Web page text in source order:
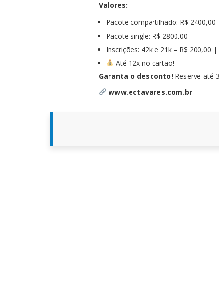
Valores:
Pacote compartilhado: R$ 2400,00
Pacote single: R$ 2800,00
Inscrições: 42k e 21k – R$ 200,00
Até 12x no cartão!
Garanta o desconto!Reserve até
www.ectavares.com.br